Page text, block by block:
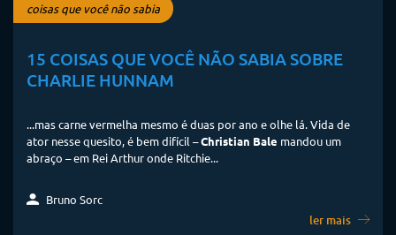
coisas que você não sabia
15 COISAS QUE VOCÊ NÃO SABIA SOBRE
CHARLIE HUNNAM
...mas carne vermelha mesmo é duas por ano e olhe lá. Vida de
ator nesse quesito, é bem difícil –Christian Bale mandou um
abraço – em Rei Arthur onde Ritchie...
Bruno Sorc
ler mais